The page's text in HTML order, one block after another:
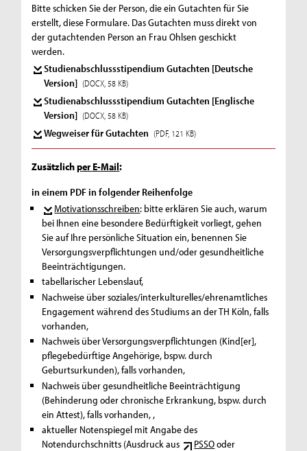
Bitte schicken Sie der Person, die ein Gutachten für Sie
erstellt, diese Formulare. Das Gutachten muss direkt von
der gutachtenden Person an Frau Ohlsen geschickt
werden.
Studienabschlussstipendium Gutachten [Deutsche
Version] (DOCX, 58 KB)
Studienabschlussstipendium Gutachten [Englische
Version] (DOCX, 58 KB)
Wegweiser für Gutachten (PDF, 121 KB)
Zusätzlichper E-Mail:
in einem PDF in folgender Reihenfolge
Motivationsschreiben: bitte erklären Sie auch, warum
bei Ihnen eine besondere Bedürftigkeit vorliegt, gehen
Sie auf Ihre persönliche Situation ein, benennen Sie
Versorgungsverpflichtungen und/oder gesundheitliche
Beeinträchtigungen.
tabellarischer Lebenslauf,
Nachweise über soziales/interkulturelles/ehrenamtliches
Engagement während des Studiums an der TH Köln, falls
vorhanden,
Nachweis über Versorgungsverpflichtungen (Kind[er],
pflegebedürftige Angehörige, bspw. durch
Geburtsurkunden), falls vorhanden,
Nachweis über gesundheitliche Beeinträchtigung
(Behinderung oder chronische Erkrankung, bspw. durch
ein Attest), falls vorhanden, ,
aktueller Notenspiegel mit Angabe des
Notendurchschnitts (Ausdruck aus
PSSOoder